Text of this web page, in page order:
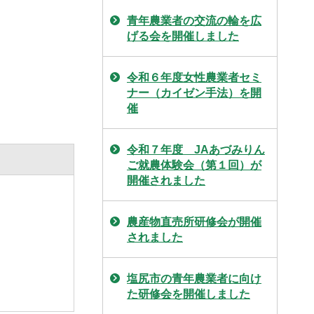
青年農業者の交流の輪を広
げる会を開催しました
令和６年度女性農業者セミ
ナー（カイゼン手法）を開
催
令和７年度 JAあづみりん
ご就農体験会（第１回）が
開催されました
農産物直売所研修会が開催
されました
塩尻市の青年農業者に向け
た研修会を開催しました